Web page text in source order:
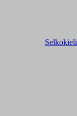
Selkokieli